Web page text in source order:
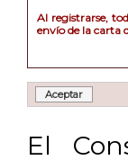
Al registrarse,
envío de la carta
El